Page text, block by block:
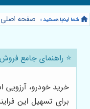
صفحه اصلی
⭐️ راهنمای جامع
خرید خودرو،
برای تسهیل این